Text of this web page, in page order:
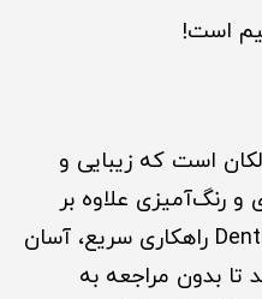
است!
است که زیبایی و
رنگ‌آمیزی علاوه بر
هزینه بالا، زمان زیادی نیز می‌طلبد. رفع فرورفتگی خودرو با کیت DentMaster راهکاری سریع، آسان
بدون مراجعه به